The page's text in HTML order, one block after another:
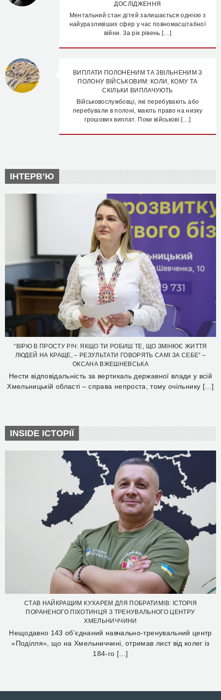
ДОСЛІДЖЕННЯ
Ментальний стан дітей залишається однією з
найуразливіших сфер у час повномасштабної
війни. За рік рівень […]
ВИПЛАТИ ПОЛОНЕНИМ ТА ЗВІЛЬНЕНИМ З
ПОЛОНУ ВІЙСЬКОВИМ: КОЛИ, КОМУ ТА
СКІЛЬКИ ВИПЛАЧУЮТЬ
Військовослужбовці, які перебувають або
перебували в полоні, мають право на низку
грошових виплат. Поки військові […]
ІНТЕРВ’Ю
“ВІРЮ В ПРОСТУ РІЧ: ЯКЩО ТИ РОБИШ ТЕ, ЩО ЗМІНЮЄ ЖИТТЯ
ЛЮДЕЙ НА КРАЩЕ, – РЕЗУЛЬТАТИ ГОВОРЯТЬ САМІ ЗА СЕБЕ” –
ОКСАНА ВЖЕШНЕВСЬКА
Нести відповідальність за вертикаль державної влади у всій
Хмельницькій області – справа непроста, тому очільнику […]
INSIDE ІСТОРІЇ
СТАВ НАЙКРАЩИМ КУХАРЕМ ДЛЯ ПОБРАТИМІВ: ІСТОРІЯ
ПОРАНЕНОГО ПІХОТИНЦЯ З ТРЕНУВАЛЬНОГО ЦЕНТРУ
ХМЕЛЬНИЧЧИНИ
Нещодавно 143 об’єднаний навчально-тренувальний центр
«Поділля», що на Хмельниччині, отримав лист від колег із
184-го […]